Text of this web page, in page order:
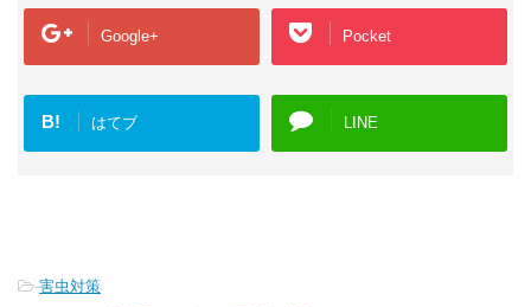
Google+ Pocket
B! はてブ LINE
-害虫対策